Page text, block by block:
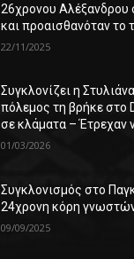
26χρονου Αλέξανδρου
και προαισθανόταν το
22/11/2025
Συγκλονίζει η
πόλεμος τη βρήκε στο
σε κλάματα – Έτρεχαν
01/03/2026
Συγκλονισμός στο
24χρονη κόρη
09/09/2025